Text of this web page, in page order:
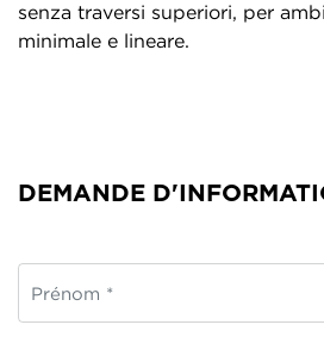
senza traversi superiori, per
minimale e lineare.
DEMANDE